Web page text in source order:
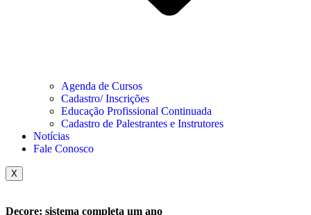
Agenda de Cursos
Cadastro/ Inscrições
Educação Profissional Continuada
Cadastro de Palestrantes e Instrutores
Notícias
Fale Conosco
X
Decore: sistema completa um ano